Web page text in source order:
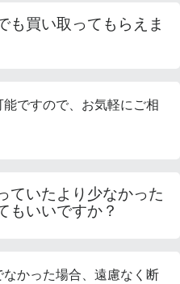
も買い取ってもらえま
能ですので、お気軽にご相
ていたより少なかった
もいいですか？
かった場合、遠慮なく断